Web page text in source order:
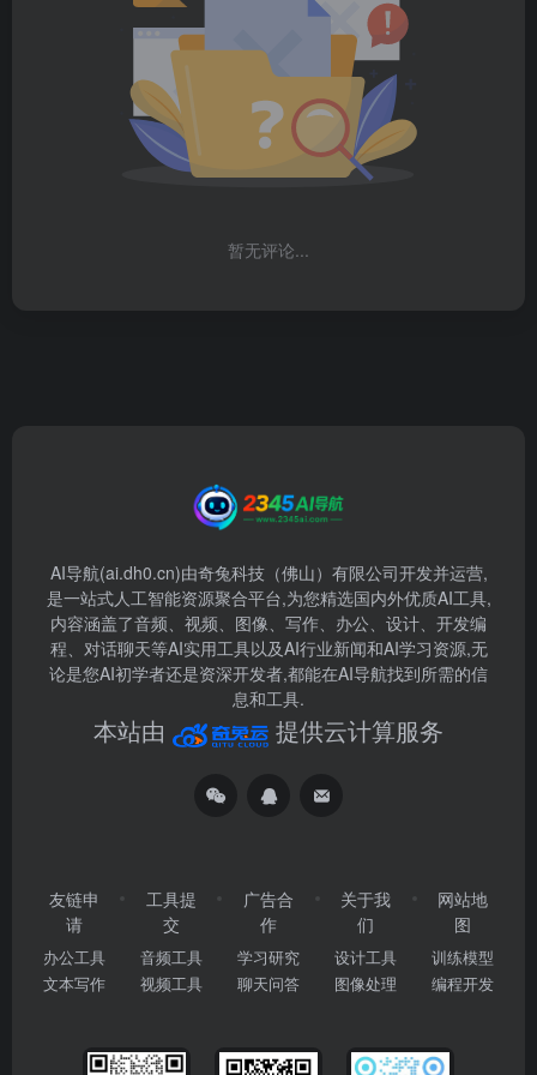
暂无评论...
AI导航(ai.dh0.cn)由奇兔科技（佛山）有限公司开发并运营,
是一站式人工智能资源聚合平台,为您精选国内外优质AI工具,
内容涵盖了音频、视频、图像、写作、办公、设计、开发编
程、对话聊天等AI实用工具以及AI行业新闻和AI学习资源,无
论是您AI初学者还是资深开发者,都能在AI导航找到所需的信
息和工具.
本站由 提供云计算服务
友链申
请
办公工具
文本写作
工具提
交
音频工具
视频工具
广告合
作
学习研究
聊天问答
关于我
们
设计工具
图像处理
网站地
图
训练模型
编程开发